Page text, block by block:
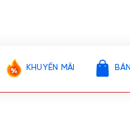
KHUYẾN MÃI